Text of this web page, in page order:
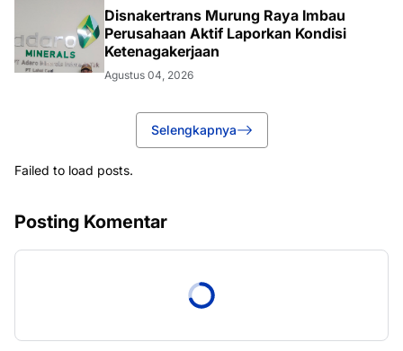
Disnakertrans Murung Raya Imbau
Perusahaan Aktif Laporkan Kondisi
Ketenagakerjaan
Agustus 04, 2026
Selengkapnya
Failed to load posts.
Posting Komentar